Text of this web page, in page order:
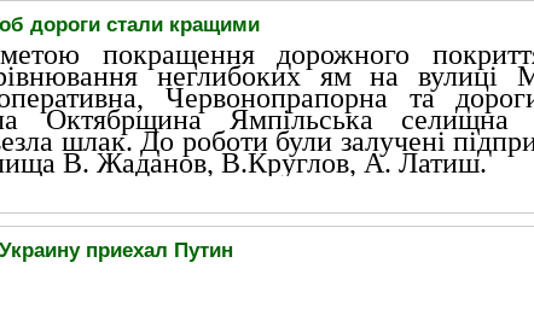
дороги стали кращими
покращення дорожного
неглибоких ям на вулиці
Червонопрапорна та
Октябрщина Ямпільська селищна
шлак. До роботи були залучені
В. Жаданов, В.Круглов, А. Латиш.
приехал Путин